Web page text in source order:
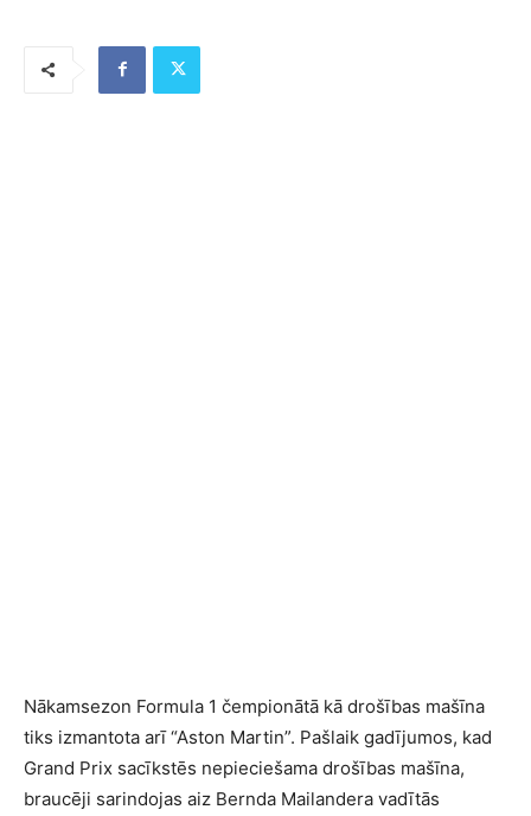
Nākamsezon Formula 1 čempionātā kā drošības mašīna
tiks izmantota arī “Aston Martin”. Pašlaik gadījumos, kad
Grand Prix sacīkstēs nepieciešama drošības mašīna,
braucēji sarindojas aiz Bernda Mailandera vadītās